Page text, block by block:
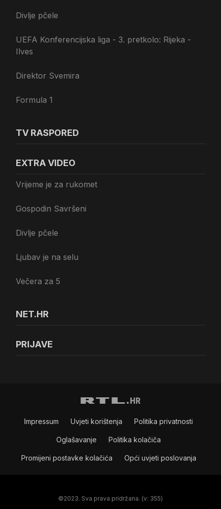
Divlje pčele
UEFA Konferencijska liga - 3. pretkolo: Rijeka -
Ilves
Direktor Svemira
Formula 1
TV RASPORED
EXTRA VIDEO
Vrijeme je za rukomet
Gospodin Savršeni
Divlje pčele
Ljubav je na selu
Večera za 5
NET.HR
PRIJAVE
Impressum Uvjeti korištenja Politika privatnosti
Oglašavanje Politika kolačiča
Promijeni postavke kolačića Opći uvjeti poslovanja
©2023. Sva prava pridržana. (v: 355)